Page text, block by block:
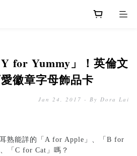
Y for Yummy」！英倫文
徽章字母飾品卡
Jan 24, 2017 - By Dora Lai
熟能詳的「A for Apple」、「B for
「C for Cat」嗎？